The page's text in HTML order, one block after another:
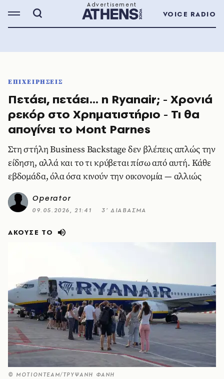
VOICE RADIO
ΕΠΙΧΕΙΡΗΣΕΙΣ
Πετάει, πετάει… η Ryanair; - Χρονιά
ρεκόρ στο Χρηματιστήριο - Τι θα
απογίνει το Mont Parnes
Στη στήλη Business Backstage δεν βλέπεις απλώς την
είδηση, αλλά και το τι κρύβεται πίσω από αυτή. Κάθε
εβδομάδα, όλα όσα κινούν την οικονομία — αλλιώς
Operator
09.05.2026, 21:41 3’ ΔΙΑΒΑΣΜΑ
ΑΚΟΥΣΕ ΤΟ
© ΜΟΤΙΟΝΤΕΑΜ/ΤΡΥΨΑΝΗ ΦΑΝΗ